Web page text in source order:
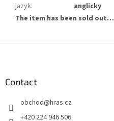
jazyk:
anglicky
The item has been sold out…
Contact
obchod@hras.cz
+420 224 946 506